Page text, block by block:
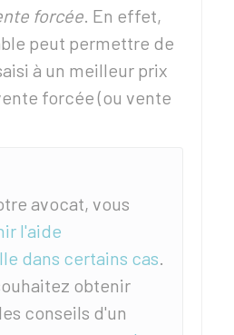
forcée. En effet,
peut permettre de
à un meilleur prix
forcée (ou vente
avocat, vous
l'aide
dans certains cas.
obtenir
conseils d'un